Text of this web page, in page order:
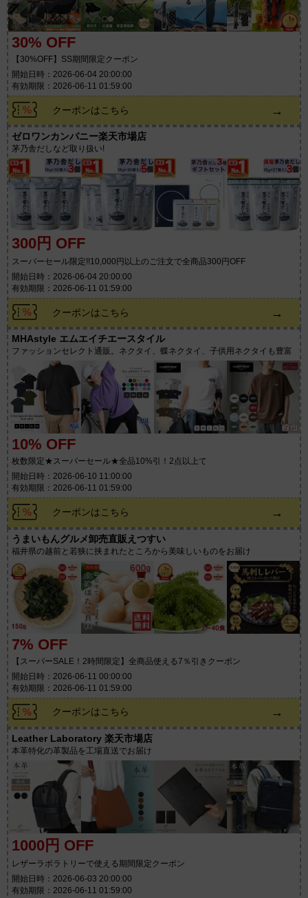
30% OFF
【30%OFF】SS期間限定クーポン
開始日時：2026-06-04 20:00:00
有効期限：2026-06-11 01:59:00
クーポンはこちら →
ゼロワンカンパニー楽天市場店
茅乃舎だしなど取り扱い!
300円 OFF
スーパーセール限定!!10,000円以上のご注文で全商品300円OFF
開始日時：2026-06-04 20:00:00
有効期限：2026-06-11 01:59:00
クーポンはこちら →
MHAstyle エムエイチエースタイル
ファッションセレクト通販。ネクタイ、蝶ネクタイ、子供用ネクタイも豊富
10% OFF
枚数限定★スーパーセール★全品10%引！2点以上で
開始日時：2026-06-10 11:00:00
有効期限：2026-06-11 01:59:00
クーポンはこちら →
うまいもんグルメ卸売直販えつすい
福井県の越前と若狭に挟まれたところから美味しいものをお届け
7% OFF
【スーパーSALE！2時間限定】全商品使える7％引きクーポン
開始日時：2026-06-11 00:00:00
有効期限：2026-06-11 01:59:00
クーポンはこちら →
Leather Laboratory 楽天市場店
本革特化の革製品を工場直送でお届け
1000円 OFF
レザーラボラトリーで使える期間限定クーポン
開始日時：2026-06-03 20:00:00
有効期限：2026-06-11 01:59:00